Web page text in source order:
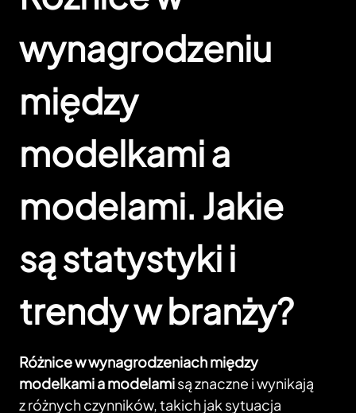
wynagrodzeniu
między
modelkami a
modelami. Jakie
są statystyki i
trendy w branży?
Różnice w wynagrodzeniach między
modelkami a modelamisą znaczne i wynikają
z różnych czynników, takich jak sytuacja